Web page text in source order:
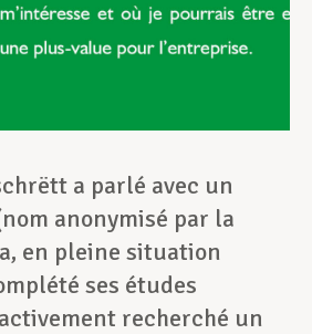
a parlé avec un
anonymisé par la
en pleine situation
ses études
recherché un